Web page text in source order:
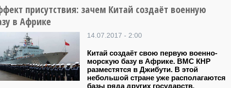
присутствия: зачем Китай создаёт военную
в Африке
14.07.2017 - 2:00
Китай создаёт свою первую военно-
морскую базу в Африке. ВМС КНР
разместятся в Джибути. В этой
небольшой стране уже располагаются
базы ряда других государств,